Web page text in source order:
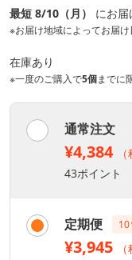
最短 8/10（月） にお届
※お届け地域によってお届け
在庫あり
※一度のご購入で5個までに
通常注文
¥4,384
43ポイント
定期便 10
¥3,945